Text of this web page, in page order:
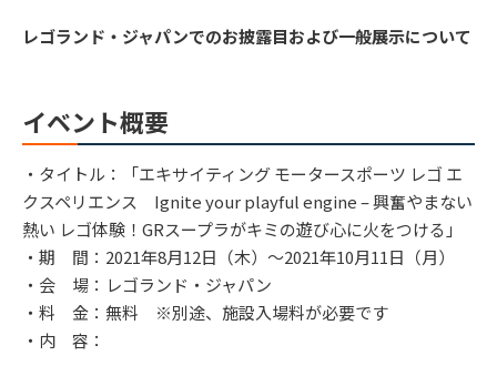
レゴランド・ジャパンでのお披露目および一般展示について
イベント概要
・タイトル：「エキサイティング モータースポーツ レゴ エ
クスペリエンス Ignite your playful engine – 興奮やまない
熱い レゴ体験！GRスープラがキミの遊び心に火をつける」
・期 間：2021年8月12日（木）～2021年10月11日（月）
・会 場：レゴランド・ジャパン
・料 金：無料 ※別途、施設入場料が必要です
・内 容：